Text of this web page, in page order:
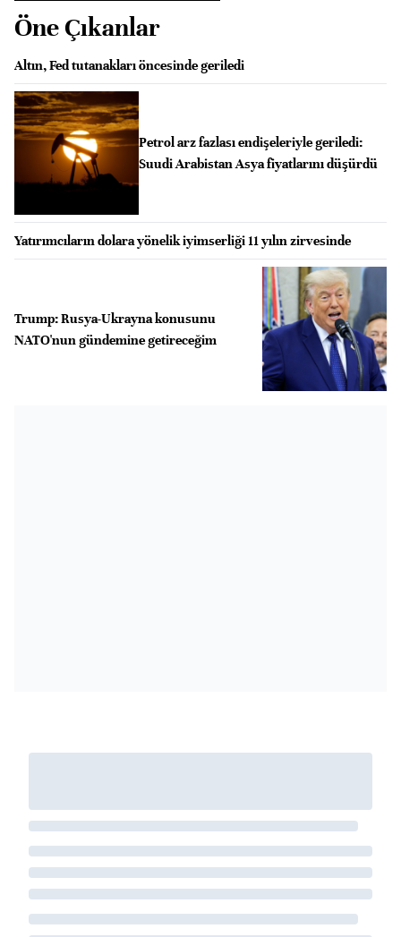
Öne Çıkanlar
Altın, Fed tutanakları öncesinde geriledi
Petrol arz fazlası endişeleriyle geriledi:
Suudi Arabistan Asya fiyatlarını düşürdü
Yatırımcıların dolara yönelik iyimserliği 11 yılın zirvesinde
Trump: Rusya-Ukrayna konusunu
NATO'nun gündemine getireceğim